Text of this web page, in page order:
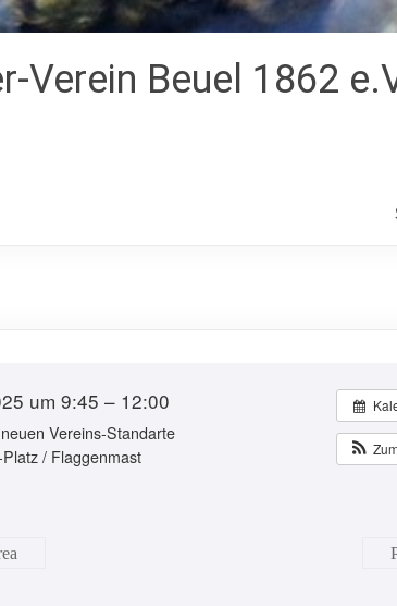
Verein Beuel 1862
um 9:45 – 12:00
Vereins-Standarte
/ Flaggenmast